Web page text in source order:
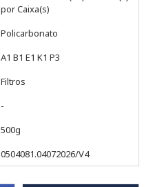
por Caixa(s)
Policarbonato
A1 B1 E1 K1 P3
Filtros
-
500g
0504081.04072026/V4